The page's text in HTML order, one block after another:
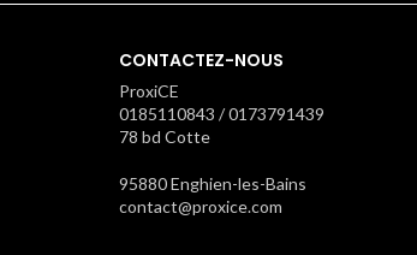
CONTACTEZ-NOUS
ProxiCE
0185110843 / 0173791439
78 bd Cotte
95880 Enghien-les-Bains
contact@proxice.com